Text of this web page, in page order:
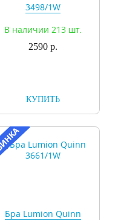
3498/1W
В наличии 213 шт.
2590 р.
КУПИТЬ
Бра Lumion Quinn